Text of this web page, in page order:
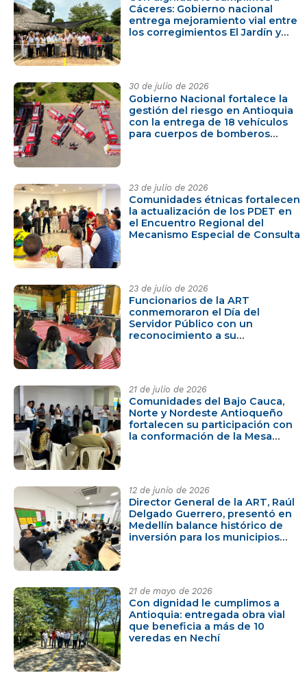
Cáceres: Gobierno nacional
entrega mejoramiento vial entre
los corregimientos El Jardín y
30 de julio de 2026
Gobierno Nacional fortalece la
gestión del riesgo en Antioquia
con la entrega de 18 vehículos
para cuerpos de bomberos
23 de julio de 2026
Comunidades étnicas fortalecen
la actualización de los PDET en
el Encuentro Regional del
Mecanismo Especial de Consulta
23 de julio de 2026
Funcionarios de la ART
conmemoraron el Día del
Servidor Público con un
reconocimiento a su
21 de julio de 2026
Comunidades del Bajo Cauca,
Norte y Nordeste Antioqueño
fortalecen su participación con
la conformación de la Mesa
12 de junio de 2026
Director General de la ART, Raúl
Delgado Guerrero, presentó en
Medellín balance histórico de
inversión para los municipios
21 de mayo de 2026
Con dignidad le cumplimos a
Antioquia: entregada obra vial
que beneficia a más de 10
veredas en Nechí